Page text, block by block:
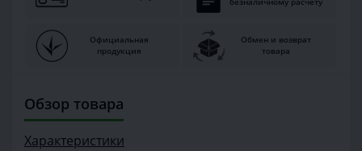
безналичному расчету
Официальная
продукция
Обмен и возврат
товара
Обзор товара
Характеристики